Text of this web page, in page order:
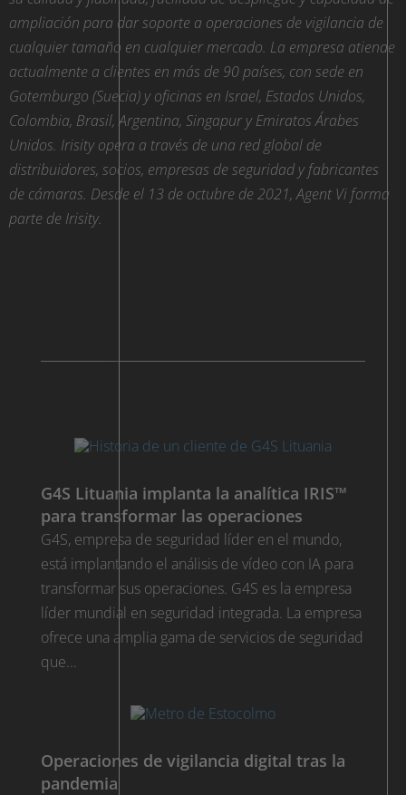
ampliación para dar soporte a operaciones de vigilancia de
cualquier tamaño en cualquier mercado. La empresa atiende
actualmente a clientes en más de 90 países, con sede en
Gotemburgo (Suecia) y oficinas en Israel, Estados Unidos,
Colombia, Brasil, Argentina, Singapur y Emiratos Árabes
Unidos. Irisity opera a través de una red global de
distribuidores, socios, empresas de seguridad y fabricantes
de cámaras. Desde el 13 de octubre de 2021, Agent Vi forma
parte de Irisity.
G4S Lituania implanta la analítica IRIS™
para transformar las operaciones
G4S, empresa de seguridad líder en el mundo,
está implantando el análisis de vídeo con IA para
transformar sus operaciones. G4S es la empresa
líder mundial en seguridad integrada. La empresa
ofrece una amplia gama de servicios de seguridad
que...
Operaciones de vigilancia digital tras la
pandemia